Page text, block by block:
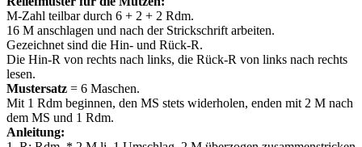
M-Zahl teilbar durch 6 + 2 + 2 Rdm.
16 M anschlagen und nach der Strickschrift arbeiten.
Gezeichnet sind die Hin- und Rück-R.
Die Hin-R von rechts nach links, die Rück-R von links nach rechts
lesen.
Mustersatz = 6 Maschen.
Mit 1 Rdm beginnen, den MS stets widerholen, enden mit 2 M nach
dem MS und 1 Rdm.
Anleitung: